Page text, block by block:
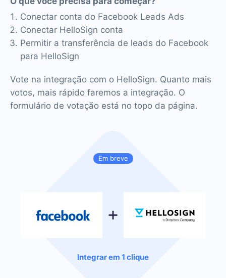
Em breve
Integrar em 1 clique
Conectar conta do Facebook Leads Ads
Conectar HelloSign conta
Permitir a transferência de leads do Facebook
para HelloSign
Vote na integração com o HelloSign. Quanto mais
votos, mais rápido faremos a integração. O
formulário de votação está no topo da página.